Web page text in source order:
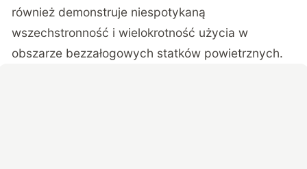
również demonstruje niespotykaną
wszechstronność i wielokrotność użycia w
obszarze bezzałogowych statków powietrznych.